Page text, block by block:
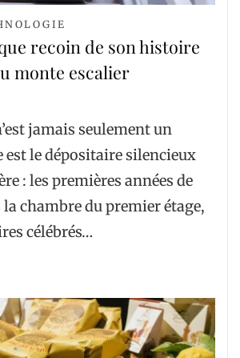
recoin de son histoire
monte escalier
jamais seulement un
le dépositaire silencieux
: les premières années de
chambre du premier étage,
célébrés…